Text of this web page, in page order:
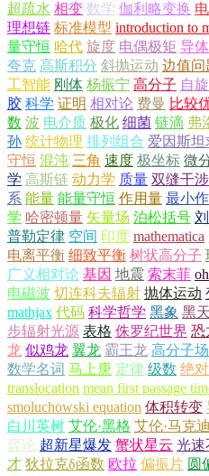
超疏水 相变 数学 伽利略变换
理想链 标准模型 introduction to
量守恒 哈代 旋度 电偶极矩 导体
夸克 高斯积分 斜抛运动 边值问
工智能 刚体 杨振宁 高分子 自旋
胶 科学 证明 相对论 费曼 比较
数 波 电介质 极化 细菌 链滴 弗
孙 统计物理 排列组合 爱因斯坦
守恒 混沌 三角 速度 极坐标 微
学 高斯链 动力学 质量 双缝干涉
系 能量 能量守恒 作用量 最小
学 哈密顿量 矢量场 泊松括号
普勒定律 空间 印度 mathematica
电离平衡 细致平衡 树状高分子
广义相对论 基因 地震 索末菲
电磁波 切连科夫辐射 抛体运动
mathjax 代码 科学哲学 黑象 黑
步辐射光源 表格 侏罗纪世界 恐
龙 似鸡龙 翼龙 霸王龙 高分子
数学名词 马上庚 定律 级数 绝
translocation mean first passage
smoluchowski equation 体积转变
白川英树 艾伦·黑格 艾伦·马克
弈论 超新星爆发 蟹状星云 光速
才 狄拉克δ函数 欧拉 偏振片 圆